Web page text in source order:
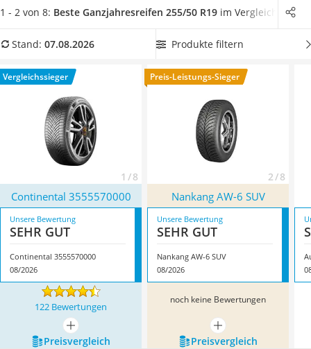
Felgenbaum
Wagenheber
Service
Straßenverhältnisse geeignet. Wählen Sie jetzt aus unserer
dieauf nasser Fahrbahn genauso gut abbremsen wie auf
besonders das Modell
Continental 3555570000* mit seinen
Eigenschaften.
1 - 2 von 8: Beste Ganzjahresreifen 255/50 R19 im Vergleich
Stand: 07.08.2026 Produkte filtern
Vergleichssieger
1 / 8
Preis-Leistungs-Sieger
2 / 8
Continental 3555570000 Nankang AW-6 SUV
Unsere Bewertung
SEHR GUT
Continental 3555570000
08/2026
Unsere Bewertung
SEHR GUT
Nankang AW-6 SUV
08/2026
122 Bewertungen
noch keine Bewertungen
mehr anzeigen
mehr anzeigen
Preis­vergleich
Preis­vergleich